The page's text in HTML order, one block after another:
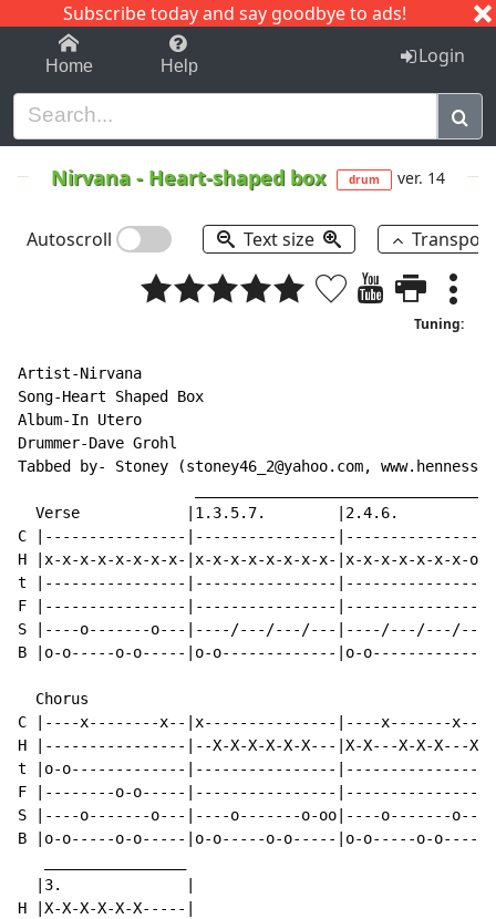
Subscribe today and say goodbye to ads!
1-9 C I J
Home Help Login
Nirvana - Heart-shaped box drum ver. 14
Autoscroll Text size
Tuning:
Artist-Nirvana
Song-Heart Shaped Box
Album-In Utero
Drummer-Dave Grohl
Tabbed by- Stoney (stoney46_2@yahoo.com,
Verse            |1.3.5.7.        |2.4.6.
C |----------------|----------------|----------------
H |x-x-x-x-x-x-x-x-|x-x-x-x-x-x-x-x-|x-x-x-x-x-x-
t |----------------|----------------|----------------|--
F |----------------|----------------|----------------|--
S |----o-------o---|----/---/---/---|----/---/---/---
B |o-o-----o-o-----|o-o-------------|o-o-------------
Chorus
C |----x--------x--|x---------------|----x-------
H |----------------|--X-X-X-X-X-X---|X-X---X-X-X---X-
t |o-o-------------|----------------
F |--------o-o-----|----------------
S |----o-------o---|----o-------o-oo|----o-------o---
B |o-o-----o-o-----|o-o-----o-o-----|o-o-----o-
  |3.              |
H |X-X-X-X-X-X-----|